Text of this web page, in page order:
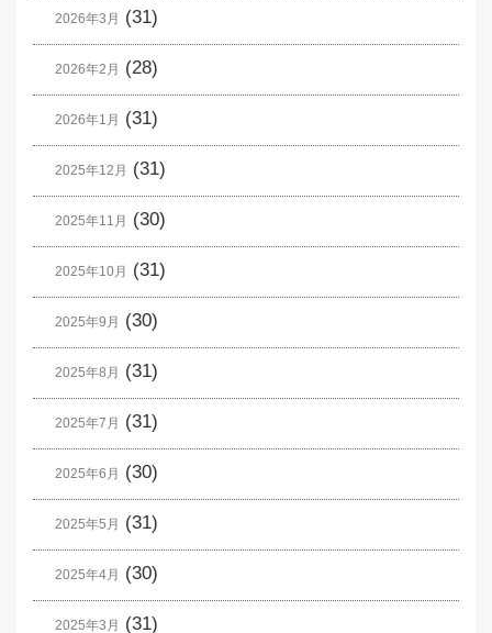
2026年3月 (31)
2026年2月 (28)
2026年1月 (31)
2025年12月 (31)
2025年11月 (30)
2025年10月 (31)
2025年9月 (30)
2025年8月 (31)
2025年7月 (31)
2025年6月 (30)
2025年5月 (31)
2025年4月 (30)
2025年3月 (31)